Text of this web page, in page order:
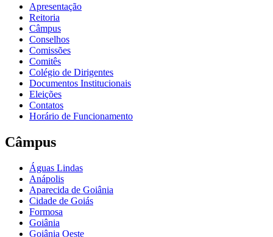
Apresentação
Reitoria
Câmpus
Conselhos
Comissões
Comitês
Colégio de Dirigentes
Documentos Institucionais
Eleições
Contatos
Horário de Funcionamento
Câmpus
Águas Lindas
Anápolis
Aparecida de Goiânia
Cidade de Goiás
Formosa
Goiânia
Goiânia Oeste